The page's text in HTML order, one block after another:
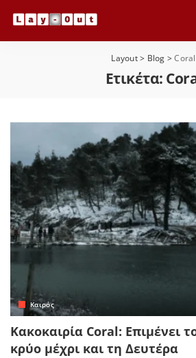
Layout> Blog >Coral
Ετικέτα:
Καιρός
Κακοκαιρία Coral: Επιμένει
κρύο μέχρι και τη Δευτέρα